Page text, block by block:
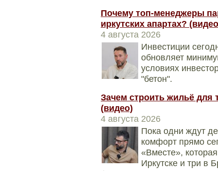
Почему топ-менеджеры
иркутских апартах?
4 августа 2026
Инвестиции
обновляет
условиях
"бетон".
Зачем строить жильё для
(видео)
4 августа 2026
Пока одни ждут
комфорт прямо
«Вместе»,
Иркутске и три в